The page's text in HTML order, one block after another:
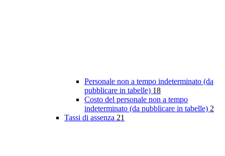
Personale non a tempo indeterminato (da
pubblicare in tabelle) 18
Costo del personale non a tempo
indeterminato (da pubblicare in tabelle) 2
Tassi di assenza 21